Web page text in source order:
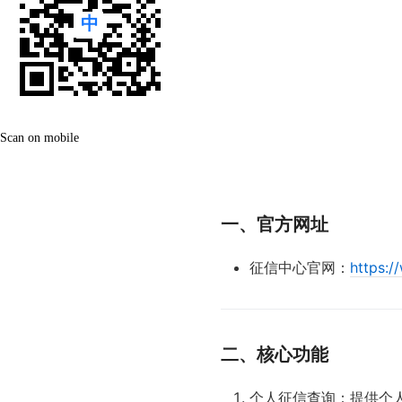
Scan on mobile
一、官方网址
征信中心官网：
二、核心功能
个人征信查询：提供个